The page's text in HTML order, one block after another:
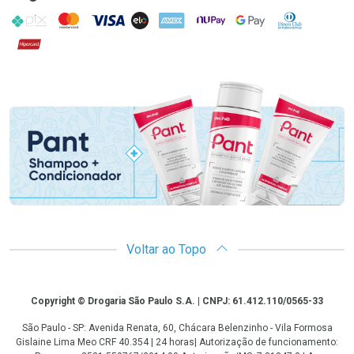
PIX MasterCard
VISA ELO AMEX NuPay Google PayDiners Club
Hipercard
Promoção em Destaque
Voltar ao Topo
CopyrightCopyright © Drogaria São Paulo S.A. | CNPJ: 61.412.110/0565-33
São Paulo - SP: Avenida Renata, 60, Chácara Belenzinho - Vila Formosa
Gislaine Lima Meo CRF 40.354 | 24 horas| Autorização de funcionamento: